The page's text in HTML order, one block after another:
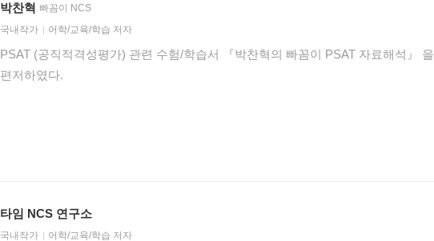
박찬혁 빠꼼이 NCS
국내작가
어학/교육/학습 저자
PSAT (공직적격성평가) 관련 수험/학습서 『박찬혁의 빠꼼이 PSAT 자료해석』 을
편저하였다.
타임 NCS 연구소
국내작가 어학/교육/학습 저자